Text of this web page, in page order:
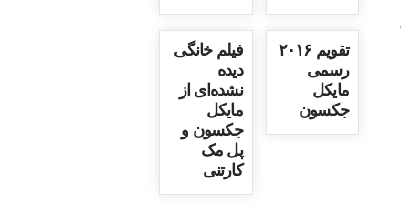
تقویم ۲۰۱۶
رسمی
مایکل
جکسون
فیلم خانگی
دیده
نشده‌ای از
مایکل
جکسون و
پل مک
کارتنی